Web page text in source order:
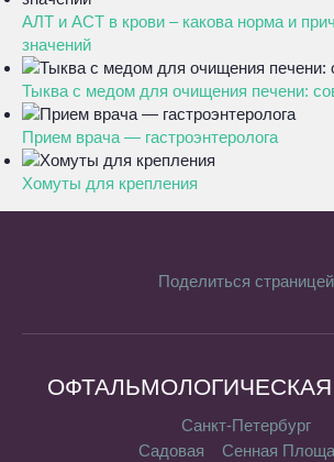
АЛТ и АСТ в крови – какова норма и
значений
Тыква с медом для очищения печени:
Прием врача — гастроэнтеролога
Хомуты для крепления
Поделиться страницей
Санкт-Петербург
Садовая
Сенная